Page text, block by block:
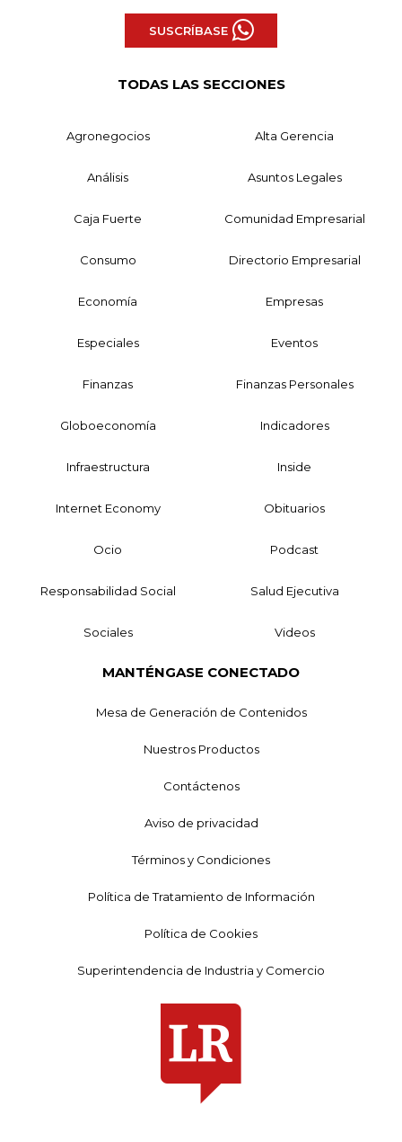
SUSCRÍBASE
TODAS LAS SECCIONES
Agronegocios Alta Gerencia
Análisis Asuntos Legales
Caja Fuerte Comunidad Empresarial
Consumo Directorio Empresarial
Economía Empresas
Especiales Eventos
Finanzas Finanzas Personales
Globoeconomía Indicadores
Infraestructura Inside
Internet Economy Obituarios
Ocio Podcast
Responsabilidad Social Salud Ejecutiva
Sociales Videos
MANTÉNGASE CONECTADO
Mesa de Generación de Contenidos
Nuestros Productos
Contáctenos
Aviso de privacidad
Términos y Condiciones
Política de Tratamiento de Información
Política de Cookies
Superintendencia de Industria y Comercio